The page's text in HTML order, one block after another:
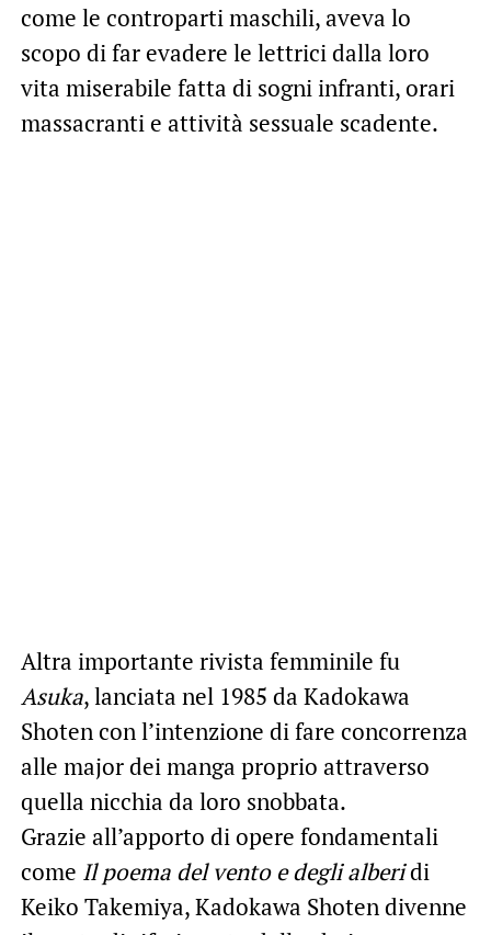
come le controparti maschili, aveva lo
scopo di far evadere le lettrici dalla loro
vita miserabile fatta di sogni infranti, orari
massacranti e attività sessuale scadente.
Altra importante rivista femminile fu
Asuka, lanciata nel 1985 da Kadokawa
Shoten con l’intenzione di fare concorrenza
alle major dei manga proprio attraverso
quella nicchia da loro snobbata.
Grazie all’apporto di opere fondamentali
come Il poema del vento e degli alberidi
Keiko Takemiya, Kadokawa Shoten divenne